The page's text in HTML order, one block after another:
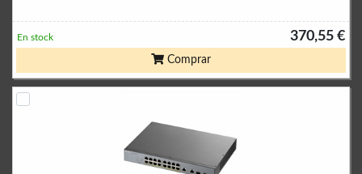
370,55 €
En stock
Comprar